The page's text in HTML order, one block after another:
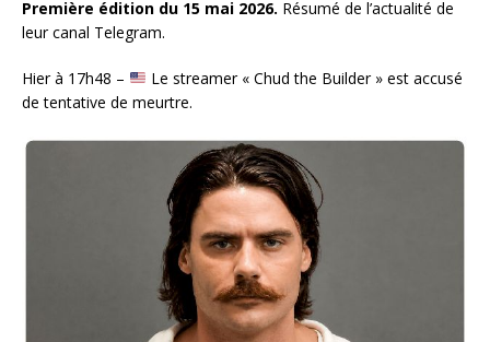
Première édition du 15 mai 2026. Résumé de l’actualité de
leur canal Telegram.
Hier à 17h48 –
Le streamer « Chud the Builder » est accusé
de tentative de meurtre.